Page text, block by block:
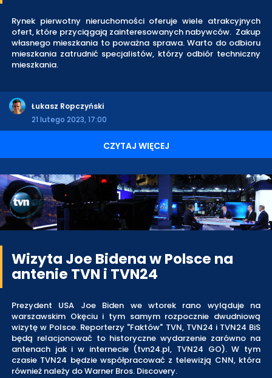
Rynek pierwotny nieruchomości oferuje wiele atrakcyjnych
ofert, które przyciągają zainteresowanych nabywców. Zakup
własnego mieszkania to poważna sprawa. Warto do odbioru
mieszkania zatrudnić specjalistów, którzy odbiór techniczny
mieszkania.
Łukasz Ropczyński
21 lutego 2023, 17:00
CZYTAJ WIĘCEJ
Wizyta Joe Bidena w Polsce na
antenie TVN i TVN24
Prezydent USA Joe Biden we wtorek rano wyląduje na
warszawskim Okęciu i tym samym rozpocznie dwudniową
wizytę w Polsce. Reporterzy "Faktów" TVN, TVN24 i TVN24 BiS
będą relacjonować to historyczne wydarzenie zarówno na
antenach jak i w internecie (tvn24.pl, TVN24 GO). W tym
czasie TVN24 będzie współpracować z telewizją CNN, która
również należy do Warner Bros. Discovery.